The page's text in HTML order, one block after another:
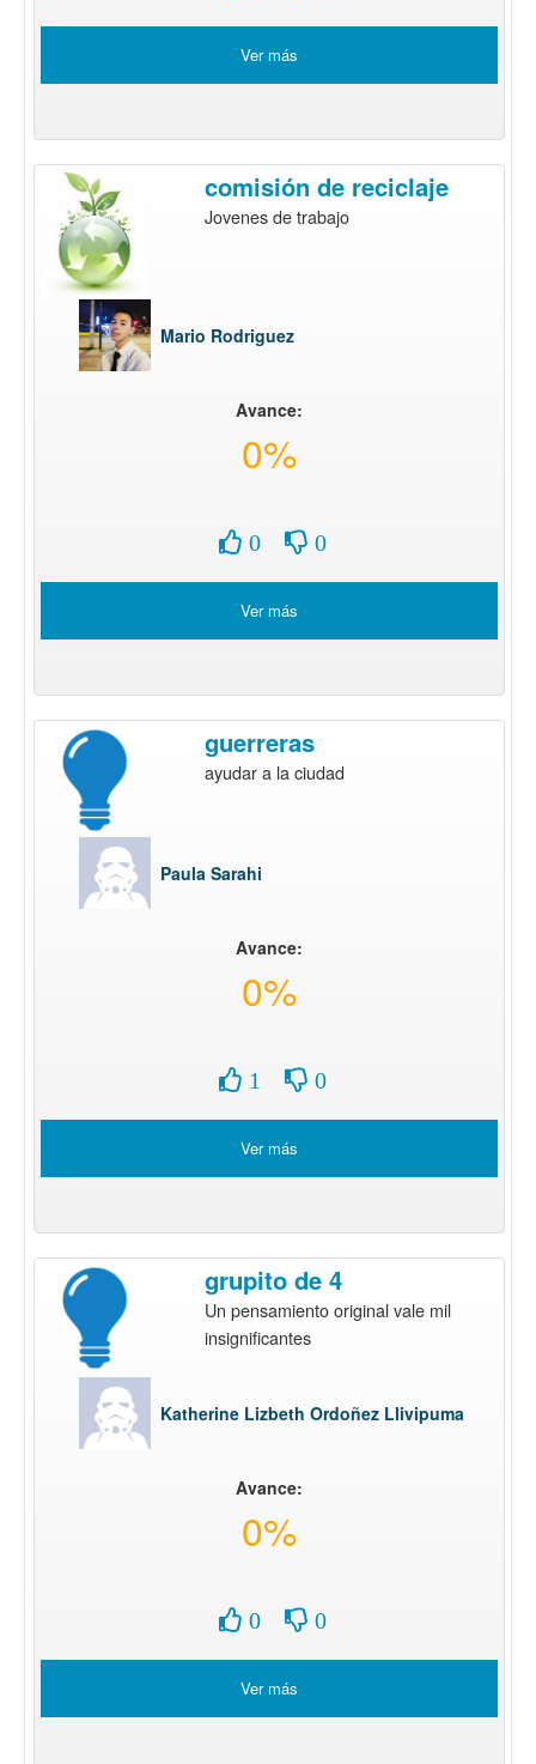
Ver más
comisión de reciclaje
Jovenes de trabajo
Mario Rodriguez
Avance:
0%
0 0
Ver más
guerreras
ayudar a la ciudad
Paula Sarahi
Avance:
0%
1 0
Ver más
grupito de 4
Un pensamiento original vale mil
insignificantes
Katherine Lizbeth Ordoñez Llivipuma
Avance:
0%
0 0
Ver más